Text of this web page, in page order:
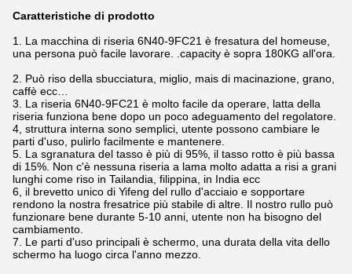
Caratteristiche di prodotto
1. La macchina di riseria 6N40-9FC21 è fresatura del homeuse,
una persona può facile lavorare. .capacity è sopra 180KG all'ora.
2. Può riso della sbucciatura, miglio, mais di macinazione, grano,
caffè ecc…
3. La riseria 6N40-9FC21 è molto facile da operare, latta della
riseria funziona bene dopo un poco adeguamento del regolatore.
4, struttura interna sono semplici, utente possono cambiare le
parti d'uso, pulirlo facilmente e mantenere.
5. La sgranatura del tasso è più di 95%, il tasso rotto è più bassa
di 15%. Non c'è nessuna riseria a lama molto adatta a risi a grani
lunghi come riso in Tailandia, filippina, in India ecc
6, il brevetto unico di Yifeng del rullo d'acciaio e sopportare
rendono la nostra fresatrice più stabile di altre. Il nostro rullo può
funzionare bene durante 5-10 anni, utente non ha bisogno del
cambiamento.
7. Le parti d'uso principali è schermo, una durata della vita dello
schermo ha luogo circa l'anno mezzo.